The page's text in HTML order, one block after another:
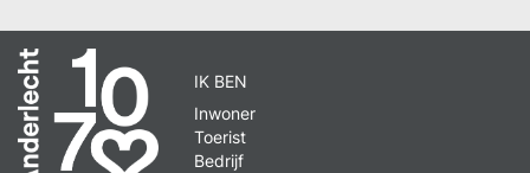
IK BEN
Inwoner
Toerist
Bedrijf